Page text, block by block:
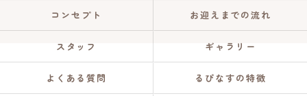
コンセプト お迎えまでの流れ
スタッフ ギャラリー
よくある質問 るぴなすの特徴